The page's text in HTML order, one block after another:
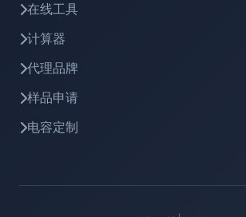
在线工具
计算器
代理品牌
样品申请
电容定制